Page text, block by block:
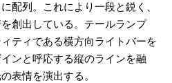
配列。これにより一段と鋭く、
創出している。テールランプ
ティである横方向ライトバーを
ンと呼応する縦のラインを融
表情を演出する。